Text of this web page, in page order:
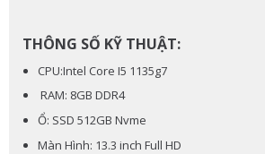
THÔNG SỐ KỸ THUẬT:
CPU:Intel Core I5 1135g7
RAM: 8GB DDR4
Ổ: SSD 512GB Nvme
Màn Hình: 13.3 inch Full HD